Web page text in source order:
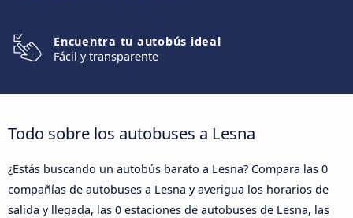
Encuentra tu autobús ideal
Fácil y transparente
Todo sobre los autobuses a Lesna
¿Estás buscando un autobús barato a Lesna? Compara las 0
compañías de autobuses a Lesna y averigua los horarios de
salida y llegada, las 0 estaciones de autobuses de Lesna, las